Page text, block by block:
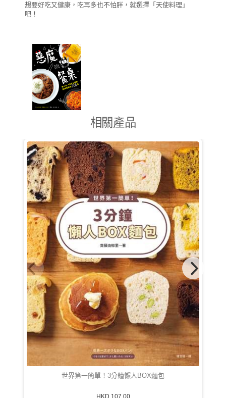
想要好吃又健康，吃再多也不怕胖，就選擇「天使料理」
吧！
相關產品
世界第一簡單！3分鐘懶人BOX麵包
HKD 107.00